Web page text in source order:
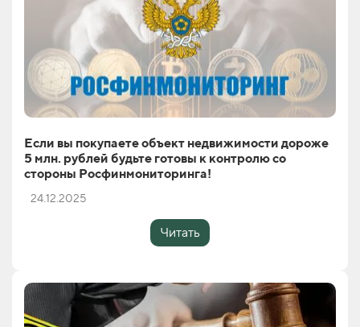
Если вы покупаете объект недвижимости дороже
5 млн. рублей будьте готовы к контролю со
стороны Росфинмониторинга!
24.12.2025
Читать